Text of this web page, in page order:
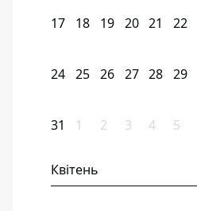
17 18 19 20 21 22
24 25 26 27 28 29
31 1 2 3 4 5
Квітень